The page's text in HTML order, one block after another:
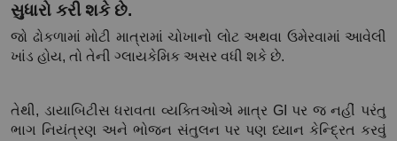
સુધારો કરી શકે છે.
જો ઢોકળામાં મોટી માત્રામાં ચોખાનો લોટ અથવા ઉમેરવામાં આવેલી
ખાંડ હોય, તો તેની ગ્લાયકેમિક અસર વધી શકે છે.
તેથી, ડાયાબિટીસ ધરાવતા વ્યક્તિઓએ માત્ર GI પર જ નહીં પરંતુ
ભાગ નિયંત્રણ અને ભોજન સંતુલન પર પણ ધ્યાન કેન્દ્રિત કરવું